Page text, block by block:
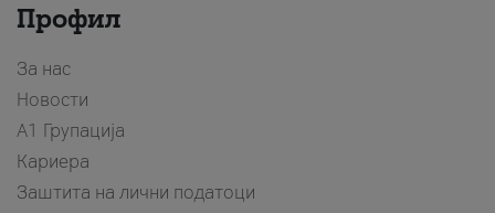
Профил
За нас
Новости
А1 Групација
Кариера
Заштита на лични податоци